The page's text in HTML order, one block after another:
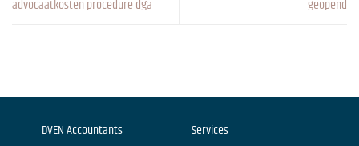
advocaatkosten procedure dga
geopend
DVEN Accountants
Services